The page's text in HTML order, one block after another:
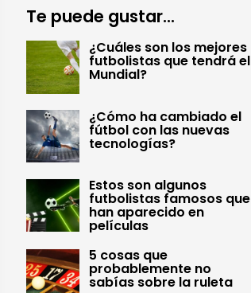
Te puede gustar...
¿Cuáles son los mejores
futbolistas que tendrá el
Mundial?
¿Cómo ha cambiado el
fútbol con las nuevas
tecnologías?
Estos son algunos
futbolistas famosos que
han aparecido en
películas
5 cosas que
probablemente no
sabías sobre la ruleta